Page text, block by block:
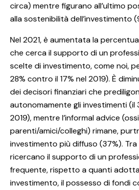
circa) mentre figurano all’ultimo
alla sostenibilità dell’investimento
Nel 2021, è aumentata la
che cerca il supporto di un
scelte di investimento, come noi,
28% contro il 17% nel 2019). È
dei decisori finanziari che
autonomamente gli investimenti (il
2019), mentre l’informal advice
parenti/amici/colleghi) rimane,
investimento più diffuso (37%).
ricercano il supporto di un
frequente, rispetto a quanti
investimento, il possesso di fondi